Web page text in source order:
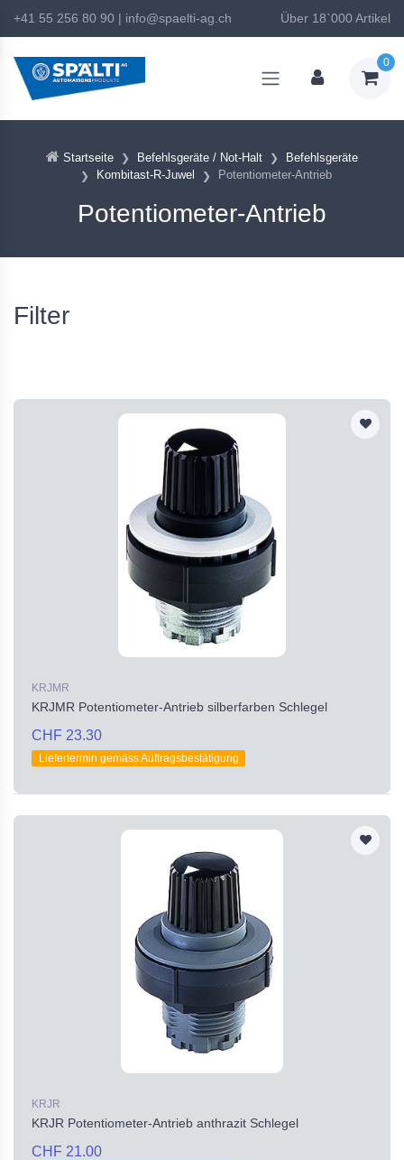
+41 55 256 80 90 | info@spaelti-ag.ch Über 18`000 Artikel
0
Startseite Befehlsgeräte / Not-Halt
Befehlsgeräte
Kombitast-R-Juwel
Potentiometer-Antrieb
Potentiometer-Antrieb
Filter
KRJMR
KRJMR Potentiometer-Antrieb silberfarben Schlegel
CHF 23.30
Liefertermin gemäss Auftragsbestätigung
KRJR
KRJR Potentiometer-Antrieb anthrazit Schlegel
CHF 21.00